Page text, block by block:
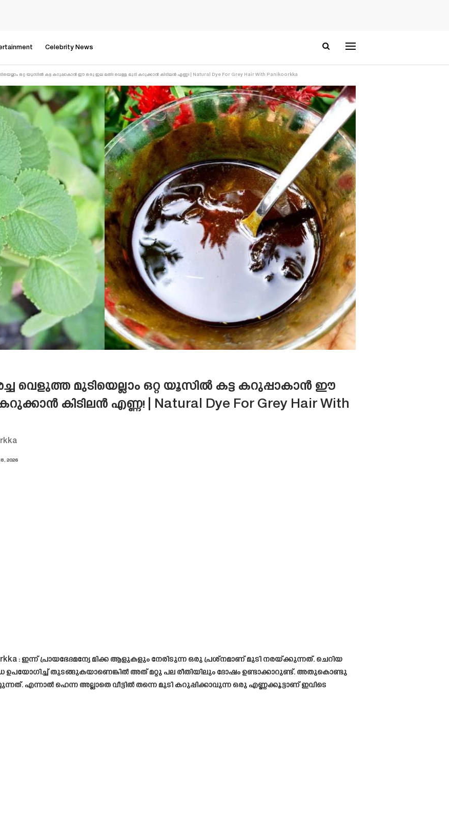
Celebrity News
ഒറ്റ യൂസിൽ കട്ട കറുപ്പാകാൻ ഈ ഒരു ഇല മതി! വെള്ള മുടി കറുക്കാൻ കിടിലൻ എണ്ണ! | Natural Dye For Grey Hair With Panikoorkka
വെളുത്ത മുടിയെല്ലാം ഒറ്റ യൂസിൽ കട്ട കറുപ്പാകാൻ ഈ
കിടിലൻ എണ്ണ! | Natural Dye For Grey Hair With
2026
: ഇന്ന് പ്രായഭേദമന്യേ മിക്ക ആളുകളും നേരിടുന്ന ഒരു പ്രശ്നമാണ് മുടി നരയ്ക്കുന്നത്. ചെറിയ
ഉപയോഗിച്ച് തുടങ്ങുകയാണെങ്കിൽ അത് മറ്റു പല രീതിയിലും ദോഷം ഉണ്ടാക്കാറുണ്ട്. അതുകൊണ്ടു
എന്നാൽ ഹെന്ന അല്ലാതെ വീട്ടിൽ തന്നെ മുടി കറുപ്പിക്കാവുന്ന ഒരു എണ്ണക്കൂട്ടാണ് ഇവിടെ